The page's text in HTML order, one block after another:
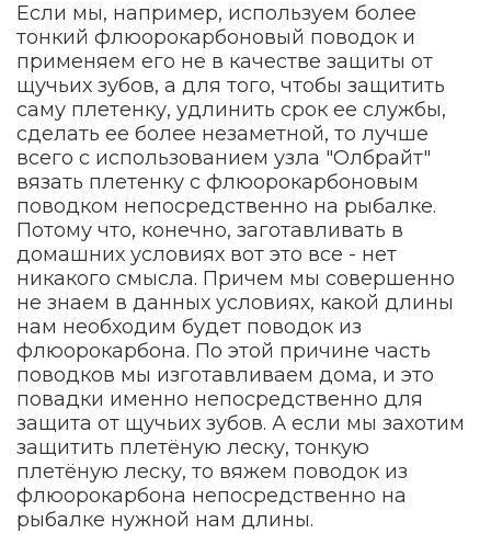
Если мы, например, используем более
тонкий флюорокарбоновый поводок и
применяем его не в качестве защиты от
щучьих зубов, а для того, чтобы защитить
саму плетенку, удлинить срок ее службы,
сделать ее более незаметной, то лучше
всего с использованием узла "Олбрайт"
вязать плетенку с флюорокарбоновым
поводком непосредственно на рыбалке.
Потому что, конечно, заготавливать в
домашних условиях вот это все - нет
никакого смысла. Причем мы совершенно
не знаем в данных условиях, какой длины
нам необходим будет поводок из
флюорокарбона. По этой причине часть
поводков мы изготавливаем дома, и это
повадки именно непосредственно для
защита от щучьих зубов. А если мы захотим
защитить плетёную леску, тонкую
плетёную леску, то вяжем поводок из
флюорокарбона непосредственно на
рыбалке нужной нам длины.